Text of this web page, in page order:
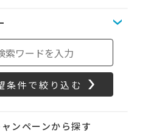
ンペーンから探す